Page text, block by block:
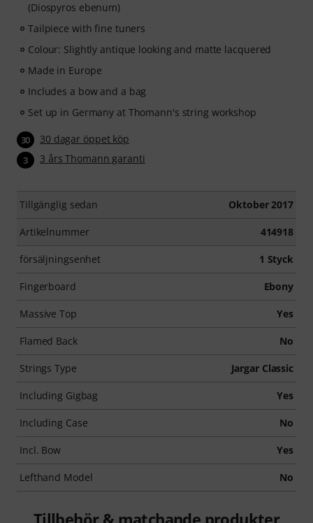
(Diospyros ebenum)
Tailpiece with fine tuners
Colour: Slightly antique looking and matte lacquered
Made in Europe
Includes a bow and a bag
Set up in Germany at Thomann's string workshop
30 30 dagar öppet köp
3 3 års Thomann garanti
Tillgänglig sedan Oktober 2017
Artikelnummer 414918
försäljningsenhet 1 Styck
Fingerboard Ebony
Massive Top Yes
Flamed Back No
Strings Type Jargar Classic
Including Gigbag Yes
Including Case No
Incl. Bow Yes
Lefthand Model No
Tillbehör & matchande produkter